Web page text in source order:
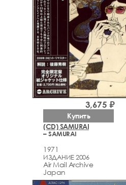
(CD) SAMURAI
– SAMURAI
1971
ИЗДАНИЕ 2006
Air Mail Archive
Japan
3,675 ₽
Купить